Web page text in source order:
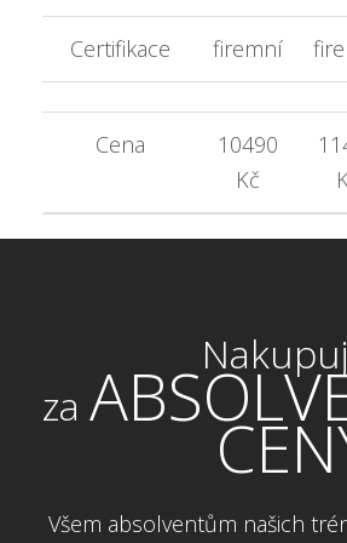
Certifikace firemní
Cena
10490
Kč
za
Všem absolventům našich